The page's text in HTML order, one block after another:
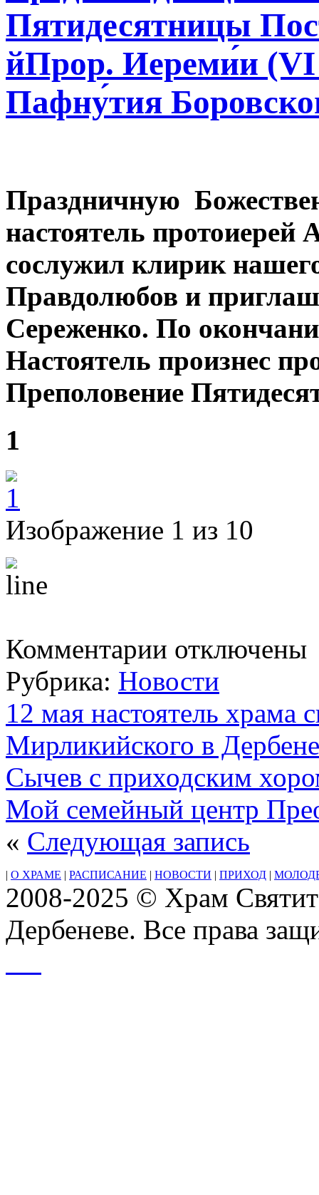
Пятидесятницы
йПрор. Иереми́и (VI
Пафну́тия
Праздничную
настоятель
сослужил клирик
Правдолюбов и
Сереженко. По
Настоятель произнес
Преполовение
1
Изображение 1 из 10
Комментарии записи
Седмица
4-
по
Пасхе.
Преполовение
Пятидесятницы
день.
Глас
3-
йПрор.
(VI
в.
до
Р.
Х.)
прп.
Боровского,
отключены
Рубрика: Новости
12 мая настоятель храма
Мирликийского в
Сычев с приходским
Мой семейный центр
« Следующая запись
| О ХРАМЕ | РАСПИСАНИЕ | НОВОСТИ | ПРИХОД |
2008-2025 © Храм
Дербеневе. Все права